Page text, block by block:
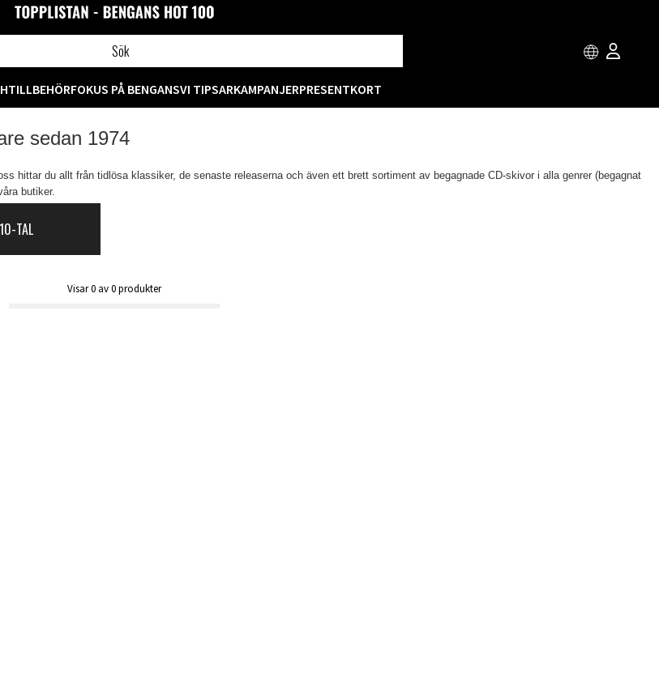
TILLBEHÖRFOKUS PÅ BENGANSVI TIPSARKAMPANJERPRESENTKORT
sedan 1974
hittar du allt från tidlösa klassiker, de senaste releaserna och även ett brett sortiment av begagnade CD-skivor i alla genrer (begagnat
butiker.
TAL
Visar0 av0produkter